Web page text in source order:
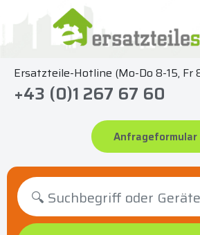
springen
Ersatzteile-Hotline (Mo-Do 8-15, Fr
+43 (0)1 267 67 60
Anfrageformular